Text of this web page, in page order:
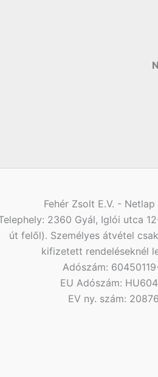
Fehér Zsolt E.V. -
2360 Gyál, Iglói utca
út felől). Személyes átvétel
kifizetett rendeléseknél
Adószám:
EU Adószám:
EV ny. szám: